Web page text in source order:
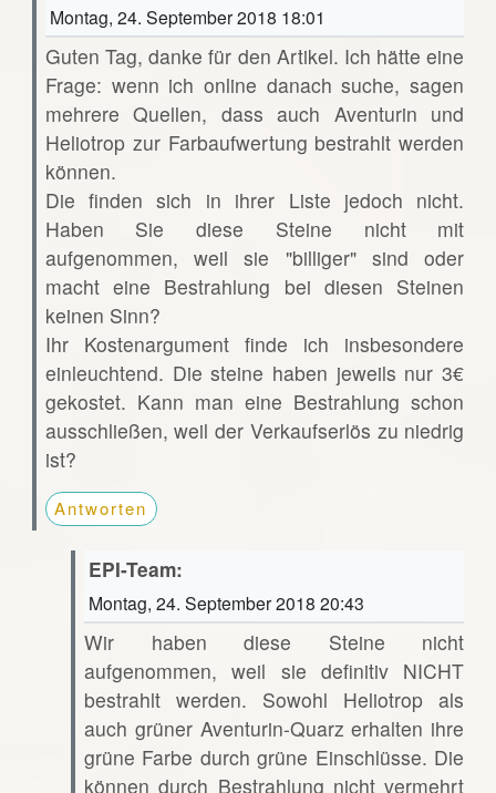
Montag, 24. September 2018 18:01
Guten Tag, danke für den Artikel. Ich hätte eine
Frage: wenn ich online danach suche, sagen
mehrere Quellen, dass auch Aventurin und
Heliotrop zur Farbaufwertung bestrahlt werden
können.
Die finden sich in ihrer Liste jedoch nicht.
Haben Sie diese Steine nicht mit
aufgenommen, weil sie "billiger" sind oder
macht eine Bestrahlung bei diesen Steinen
keinen Sinn?
Ihr Kostenargument finde ich insbesondere
einleuchtend. Die steine haben jeweils nur 3€
gekostet. Kann man eine Bestrahlung schon
ausschließen, weil der Verkaufserlös zu niedrig
ist?
Antworten
EPI-Team:
Montag, 24. September 2018 20:43
Wir haben diese Steine nicht
aufgenommen, weil sie definitiv NICHT
bestrahlt werden. Sowohl Heliotrop als
auch grüner Aventurin-Quarz erhalten ihre
grüne Farbe durch grüne Einschlüsse. Die
können durch Bestrahlung nicht vermehrt